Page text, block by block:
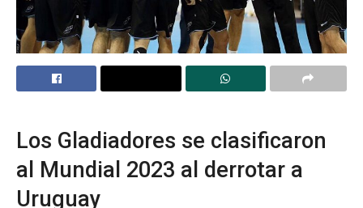
Los Gladiadores se clasificaron
al Mundial 2023 al derrotar a
Uruguay